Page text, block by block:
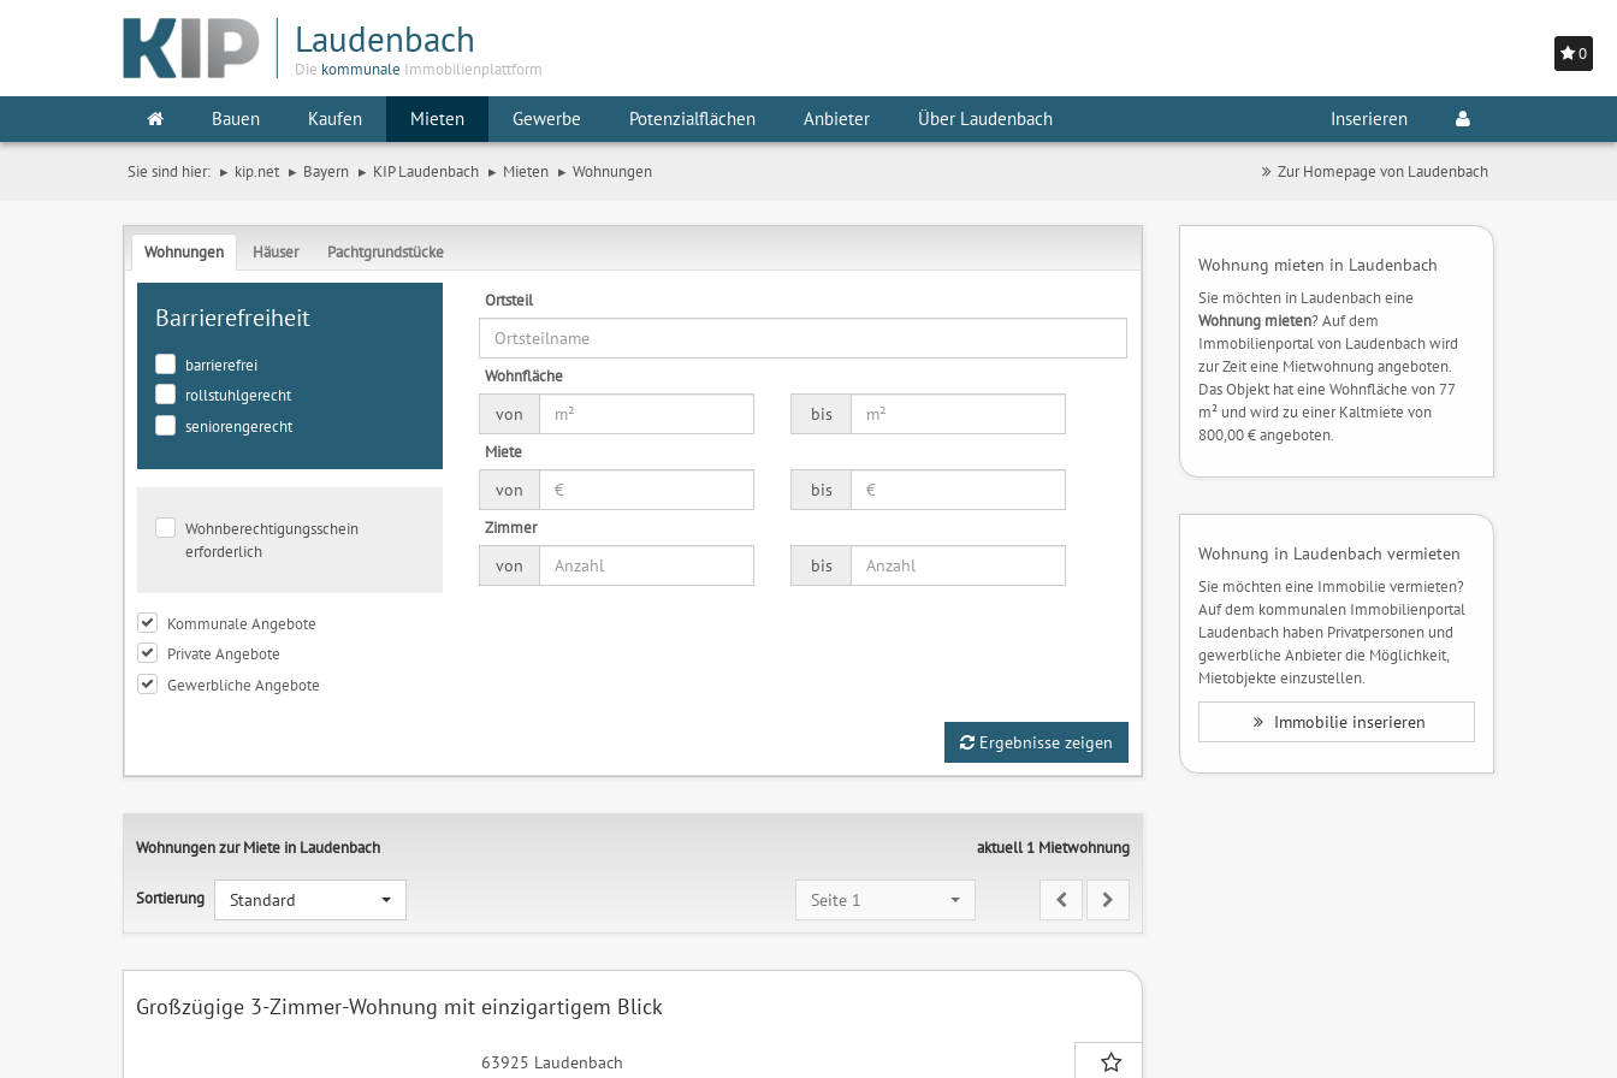
0
Laudenbach
Die kommunale Immobilienplattform
Bauen Kaufen Mieten Gewerbe Potenzialflächen Anbieter Über Laudenbach Inserieren
Sie sind hier: kip.net Bayern KIP Laudenbach Mieten Wohnungen Zur Homepage von Laudenbach
Wohnungen Häuser Pachtgrundstücke
Barrierefreiheit
barrierefrei
rollstuhlgerecht
seniorengerecht
Wohnberechtigungsschein
erforderlich
Kommunale Angebote
Private Angebote
Gewerbliche Angebote
Ortsteil
Wohnfläche
von
bis
Miete
von
bis
Zimmer
von
bis
Ergebnisse zeigen
Wohnungen zur Miete in Laudenbach
Sortierung Standard
aktuell 1 Mietwohnung
Seite 1
Großzügige 3-Zimmer-Wohnung mit einzigartigem Blick
63925 Laudenbach
Wohnung mieten in Laudenbach
Sie möchten in Laudenbach eine
Wohnung mieten? Auf dem
Immobilienportal von Laudenbach wird
zur Zeit eine Mietwohnung angeboten.
Das Objekt hat eine Wohnfläche von 77
m² und wird zu einer Kaltmiete von
800,00 € angeboten.
Wohnung in Laudenbach vermieten
Sie möchten eine Immobilie vermieten?
Auf dem kommunalen Immobilienportal
Laudenbach haben Privatpersonen und
gewerbliche Anbieter die Möglichkeit,
Mietobjekte einzustellen.
Immobilie inserieren